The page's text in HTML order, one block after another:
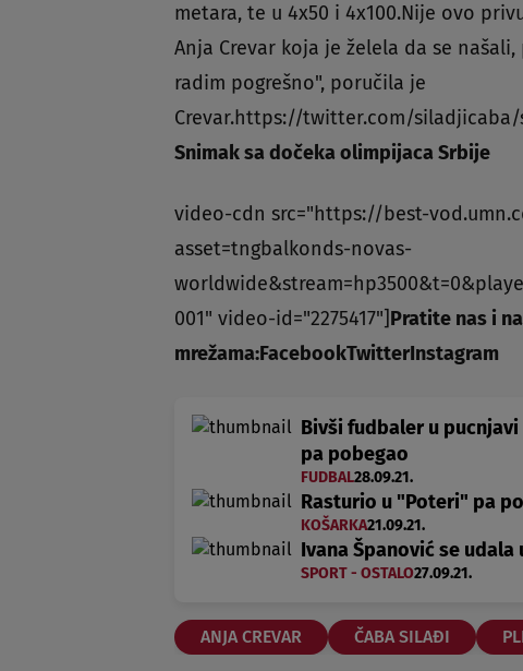
metara, te u 4x50 i 4x100.Nije ovo
Anja Crevar koja je želela da se
radim pogrešno", poručila je
Crevar.https://twitter.com/siladjicaba/
Snimak sa dočeka olimpijaca Srbije
video-cdn src="https://best-
asset=tngbalkonds-novas-
001" video-id="2275417"]Pratite nas i
mrežama:FacebookTwitterInstagram
Bivši fudbaler u
pa pobegao
FUDBAL28.09.21.
Rasturio u "Poteri" pa
KOŠARKA21.09.21.
Ivana Španović se
SPORT - OSTALO27.09.21.
ANJA CREVAR ČABA SILAĐI